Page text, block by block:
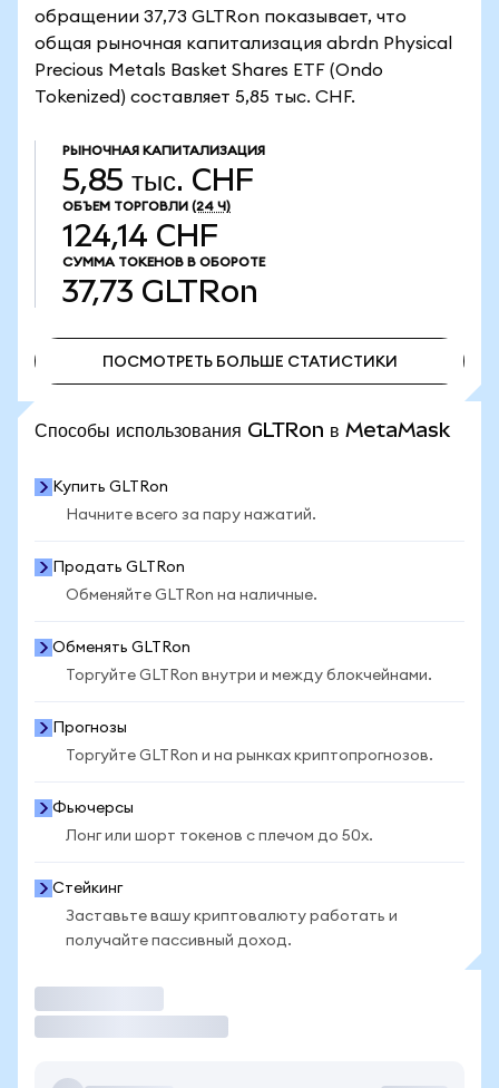
обращении 37,73 GLTRon показывает, что
общая рыночная капитализация abrdn Physical
Precious Metals Basket Shares ETF (Ondo
Tokenized) составляет 5,85 тыс. CHF.
РЫНОЧНАЯ КАПИТАЛИЗАЦИЯ
5,85 тыс. CHF
ОБЪЕМ ТОРГОВЛИ (24 Ч)
124,14 CHF
СУММА ТОКЕНОВ В ОБОРОТЕ
37,73 GLTRon
ПОСМОТРЕТЬ БОЛЬШЕ СТАТИСТИКИ
Способы использования GLTRon в MetaMask
Купить GLTRon
Начните всего за пару нажатий.
Продать GLTRon
Обменяйте GLTRon на наличные.
Обменять GLTRon
Торгуйте GLTRon внутри и между блокчейнами.
Прогнозы
Торгуйте GLTRon и на рынках криптопрогнозов.
Фьючерсы
Лонг или шорт токенов с плечом до 50x.
Стейкинг
Заставьте вашу криптовалюту работать и
получайте пассивный доход.